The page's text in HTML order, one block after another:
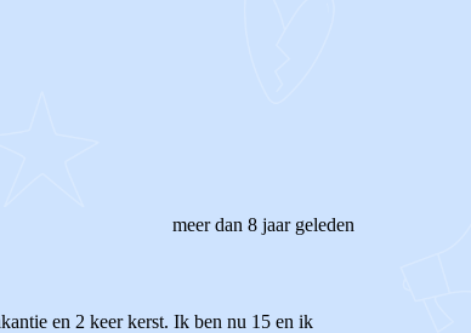
meer dan 8 jaar geleden
en 2 keer kerst. Ik ben nu 15 en ik